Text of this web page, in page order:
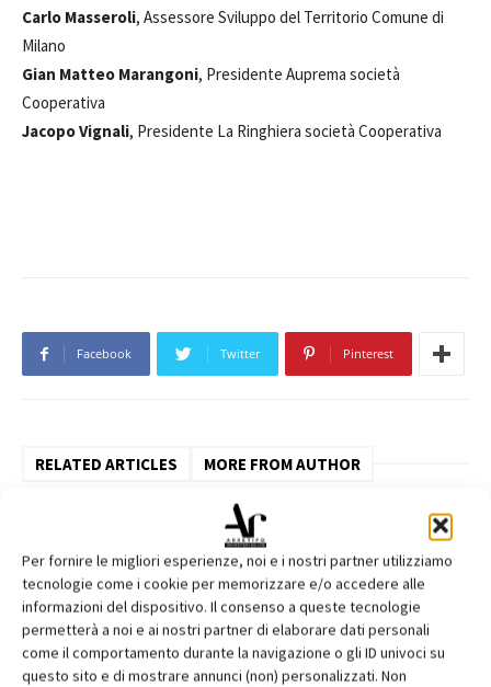
Per fornire le migliori esperienze, noi e i nostri partner utilizziamo
tecnologie come i cookie per memorizzare e/o accedere alle
informazioni del dispositivo. Il consenso a queste tecnologie
permetterà a noi e ai nostri partner di elaborare dati personali
come il comportamento durante la navigazione o gli ID univoci su
questo sito e di mostrare annunci (non) personalizzati. Non
Carlo Masseroli, Assessore Sviluppo del Territorio Comune di
Milano
Gian Matteo Marangoni, Presidente Auprema società
Cooperativa
Jacopo Vignali, Presidente La Ringhiera società Cooperativa
Facebook Twitter Pinterest
RELATED ARTICLES MORE FROM AUTHOR
Saint-Gobain Architecture Student
Contest 2026
contenuto sponsorizzato
ARCHITECT@WORK Milano 2026